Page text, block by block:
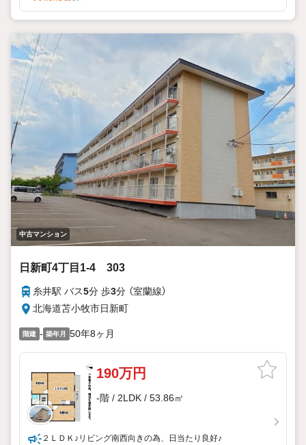
場合はその越境を解消できない可能性があり、その場合は現
のご訪問は固くお断りします。
中古マンション
日新町4丁目1-4 303
糸井駅 バス5分 歩3分 （室蘭線）
北海道苫小牧市日新町
階建 - 築年月 50年8ヶ月
190万円
-階 / 2LDK / 53.86㎡
２ＬＤＫ♪リビング南西向きの為、日当たり良好♪